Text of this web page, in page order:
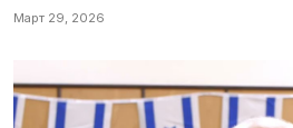
Март 29, 2026